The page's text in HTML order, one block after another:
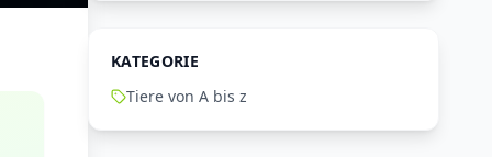
KATEGORIE
Tiere von A bis z